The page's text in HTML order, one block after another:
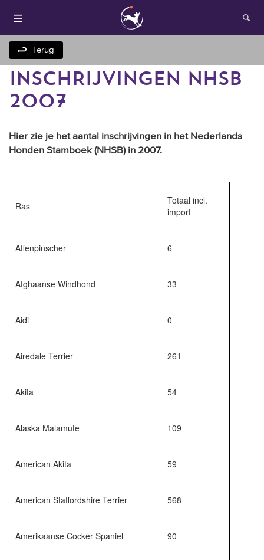
Zoek een vereniging
Over ons
Contact & support
Veelgestelde vragen
Vacatures
Terug
INSCHRIJVINGEN NHSB
2007
Hier zie je het aantal inschrijvingen in het Nederlands
Honden Stamboek (NHSB) in 2007.
Ras
Totaal incl.
import
Affenpinscher 6
Afghaanse Windhond 33
Aidi 0
Airedale Terrier 261
Akita 54
Alaska Malamute 109
American Akita 59
American Staffordshire Terrier 568
Amerikaanse Cocker Spaniel 90